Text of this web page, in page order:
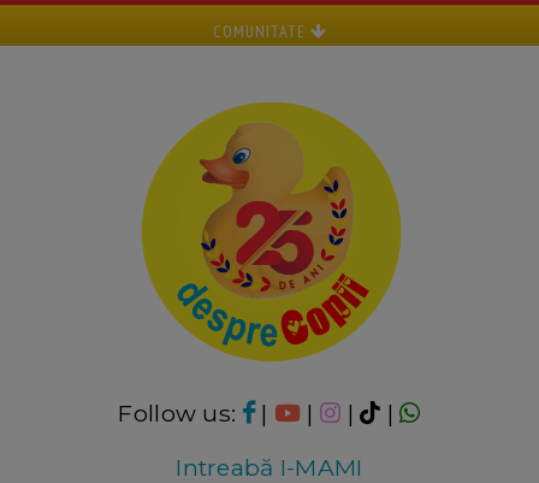
COMUNITATE
Follow us: | | |
|
Intreabă I-MAMI